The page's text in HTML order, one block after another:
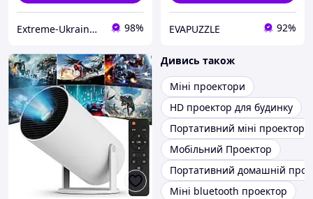
Extreme-Ukraine - найкраща техніка за низькими цінами 98% EVAPUZZLE 92%
Дивись також
Міні проектори
HD проектор для будинку
Портативний міні проектор
Мобільний Проектор
Портативний домашній
Міні bluetooth проектор